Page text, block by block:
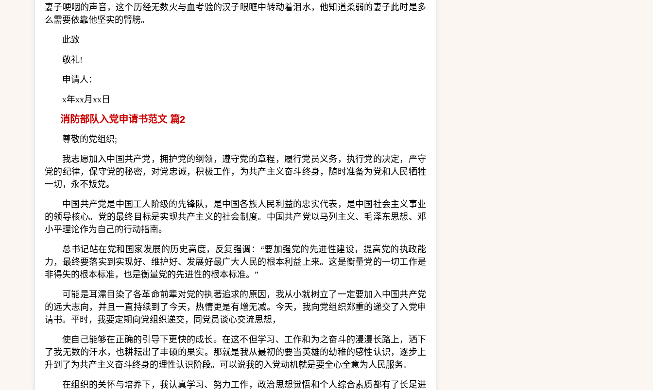
妻子哽咽的声音，这个历经无数火与血考验的汉子眼眶中转动着泪水，他知道柔弱的妻子此时是多
么需要依靠他坚实的臂膀。
此致
敬礼!
申请人：
x年xx月xx日
消防部队入党申请书范文 篇2
尊敬的党组织;
我志愿加入中国共产党，拥护党的纲领，遵守党的章程，履行党员义务，执行党的决定，严守
党的纪律，保守党的秘密，对党忠诚，积极工作，为共产主义奋斗终身，随时准备为党和人民牺牲
一切，永不叛党。
中国共产党是中国工人阶级的先锋队，是中国各族人民利益的忠实代表，是中国社会主义事业
的领导核心。党的最终目标是实现共产主义的社会制度。中国共产党以马列主义、毛泽东思想、邓
小平理论作为自己的行动指南。
总书记站在党和国家发展的历史高度，反复强调：“要加强党的先进性建设，提高党的执政能
力，最终要落实到实现好、维护好、发展好最广大人民的根本利益上来。这是衡量党的一切工作是
非得失的根本标准，也是衡量党的先进性的根本标准。”
可能是耳濡目染了各革命前辈对党的执著追求的原因，我从小就树立了一定要加入中国共产党
的远大志向，并且一直持续到了今天，热情更是有增无减。今天，我向党组织郑重的递交了入党申
请书。平时，我要定期向党组织递交，同党员谈心交流思想，
使自己能够在正确的引导下更快的成长。在这不但学习、工作和为之奋斗的漫漫长路上，洒下
了我无数的汗水，也耕耘出了丰硕的果实。那就是我从最初的要当英雄的幼稚的感性认识，逐步上
升到了为共产主义奋斗终身的理性认识阶段。可以说我的入党动机就是要全心全意为人民服务。
在组织的关怀与培养下，我认真学习、努力工作，政治思想觉悟和个人综合素质都有了长足进